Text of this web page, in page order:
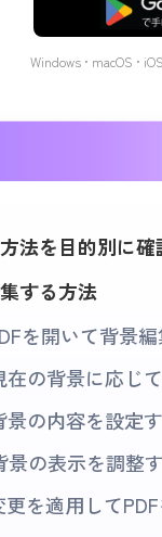
無料ダ
Windows • macOS •
法を目的別に確
する方法
を開いて背景
在の背景に応じ
景の内容を設定
景の表示を調整
を適用して